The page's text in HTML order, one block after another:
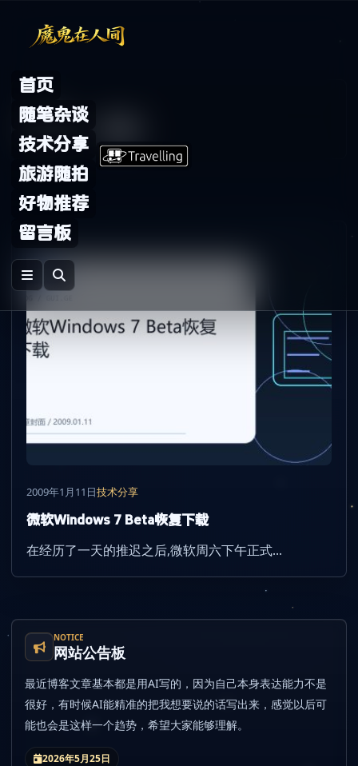
首页
随笔杂谈
技术分享
旅游随拍
好物推荐
留言板
Archive
标签：
NOTICE
网站公告板
最近博客文章基本都是用AI写的，因为自己本身表达能力不是
很好，有时候AI能精准的把我想要说的话写出来，感觉以后可
能也会是这样一个趋势，希望大家能够理解。
2026年5月25日
2009年1月11日技术分享
微软Windows 7 Beta恢复下载
在经历了一天的推迟之后,微软周六下午正式...